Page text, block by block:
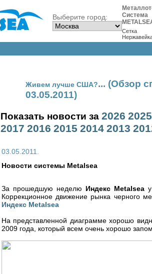
Выберите город:
Система
Сетка
Живем лучше США?... (Обзор
03.05.2011)
Показать новости за 2026 2025
2017 2016 2015 2014 2013
03.05.2011.
Новости cистемы Metalsea
За прошедшую неделю Индекс Metalsea
Коррекционное движение рынка черного
Индекс Metalsea
На представленной диаграмме хорошо
2009 года, который всем очень хорошо